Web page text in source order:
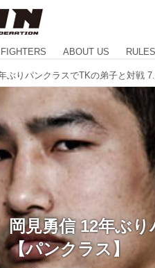
FIGHTERS ABOUT US RULES
岡見勇信 12年ぶ
【パンクラス】